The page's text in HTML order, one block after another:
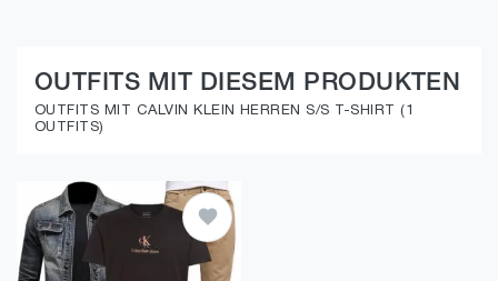
OUTFITS MIT DIESEM PRODUKTEN
OUTFITS MIT CALVIN KLEIN HERREN S/S T-SHIRT (1
OUTFITS)